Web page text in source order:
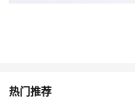
热门推荐